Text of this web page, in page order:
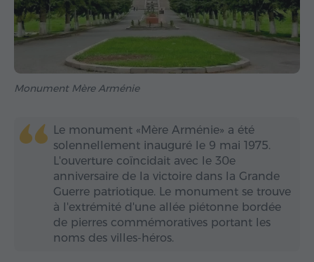
Monument Mère Arménie
Le monument «Mère Arménie» a été
solennellement inauguré le 9 mai 1975.
L'ouverture coïncidait avec le 30e
anniversaire de la victoire dans la Grande
Guerre patriotique. Le monument se trouve
à l'extrémité d'une allée piétonne bordée
de pierres commémoratives portant les
noms des villes-héros.